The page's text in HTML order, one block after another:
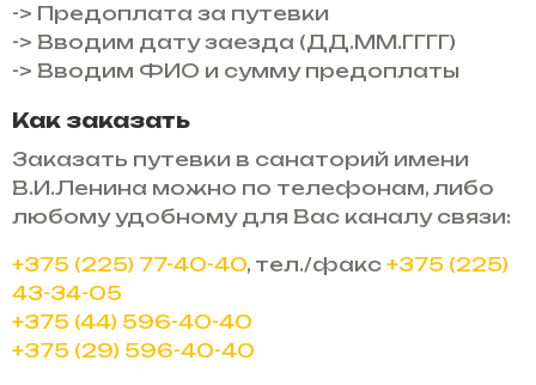
-> Предоплата за путевки
-> Вводим дату заезда (ДД.ММ.ГГГГ)
-> Вводим ФИО и сумму предоплаты
Как заказать
Заказать путевки в санаторий имени
В.И.Ленина можно по телефонам, либо
любому удобному для Вас каналу связи:
+375 (225) 77-40-40, тел./факс +375 (225)
43-34-05
+375 (44) 596-40-40
+375 (29) 596-40-40